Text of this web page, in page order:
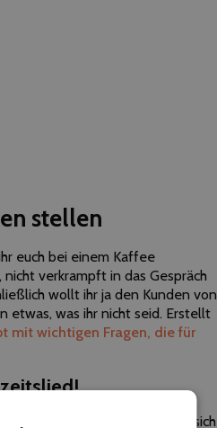
stellen
euch bei einem Kaffee
verkrampft in das Gespräch
wollt ihr ja den Kunden von
etwas, was ihr nicht seid. Erstellt
mit wichtigen Fragen, die für
welches Hochzeitslied sie sich